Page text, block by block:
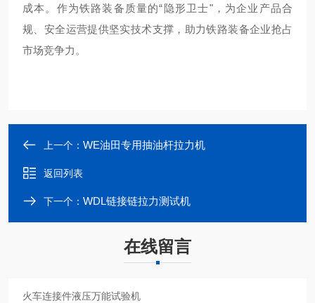
成本。作为铁路装备质量的“隐形卫士"，为企业产品合
规、安全运营提供坚实技术支撑，助力铁路装备企业抢占
市场竞争力。
上一个： WE油田专用抽油杆拉力机
返回列表
下一个： WDL链接链拉力测试机
在线留言